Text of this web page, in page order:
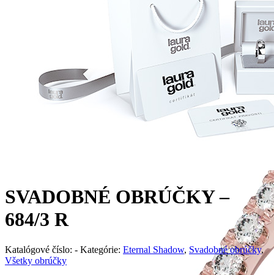
SVADOBNÉ OBRÚČKY –
684/3 R
Katalógové číslo: - Kategórie: Eternal Shadow, Svadobné obrúčky,
Všetky obrúčky